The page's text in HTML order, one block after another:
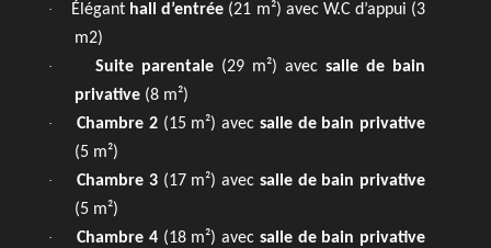
· Élégant hall d’entrée (21 m²) avec W.C d’appui (3
m2)
· Suite parentale (29 m²) avecsalle de bain
privative (8 m²)
· Chambre 2(15 m²) avec salle de bain privative
(5 m²)
· Chambre 3(17 m²) avec salle de bain privative
(5 m²)
· Chambre 4(18 m²) avec salle de bain privative